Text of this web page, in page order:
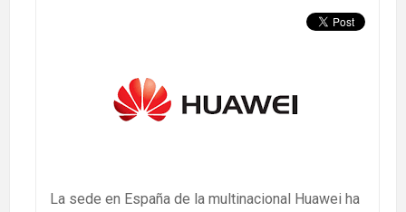
La sede en España de la multinacional Huawei ha